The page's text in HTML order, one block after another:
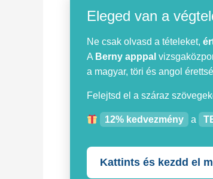
Eleged van a
Ne csak olvasd a tételeket,
A Berny apppal
a magyar, töri és angol
Felejtsd el a száraz
12% kedvezmény a
Kattints és kezdd el